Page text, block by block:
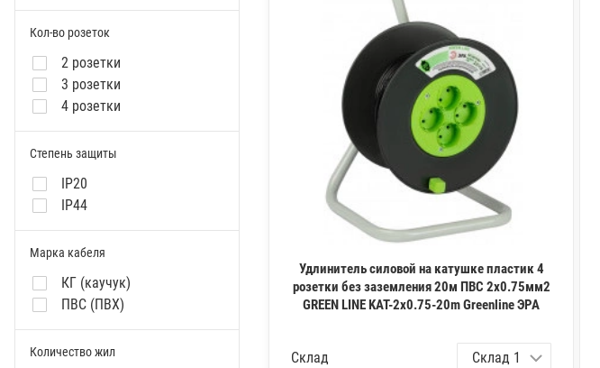
AlpenBox
РОС
Кол-во розеток
2 розетки
3 розетки
4 розетки
Степень защиты
IP20
IP44
Марка кабеля
КГ (каучук)
ПВС (ПВХ)
Количество жил
Удлинитель силовой на катушке пластик 4
розетки без заземления 20м ПВС 2x0.75мм2
GREEN LINE KAT-2x0.75-20m Greenline ЭРА
Склад